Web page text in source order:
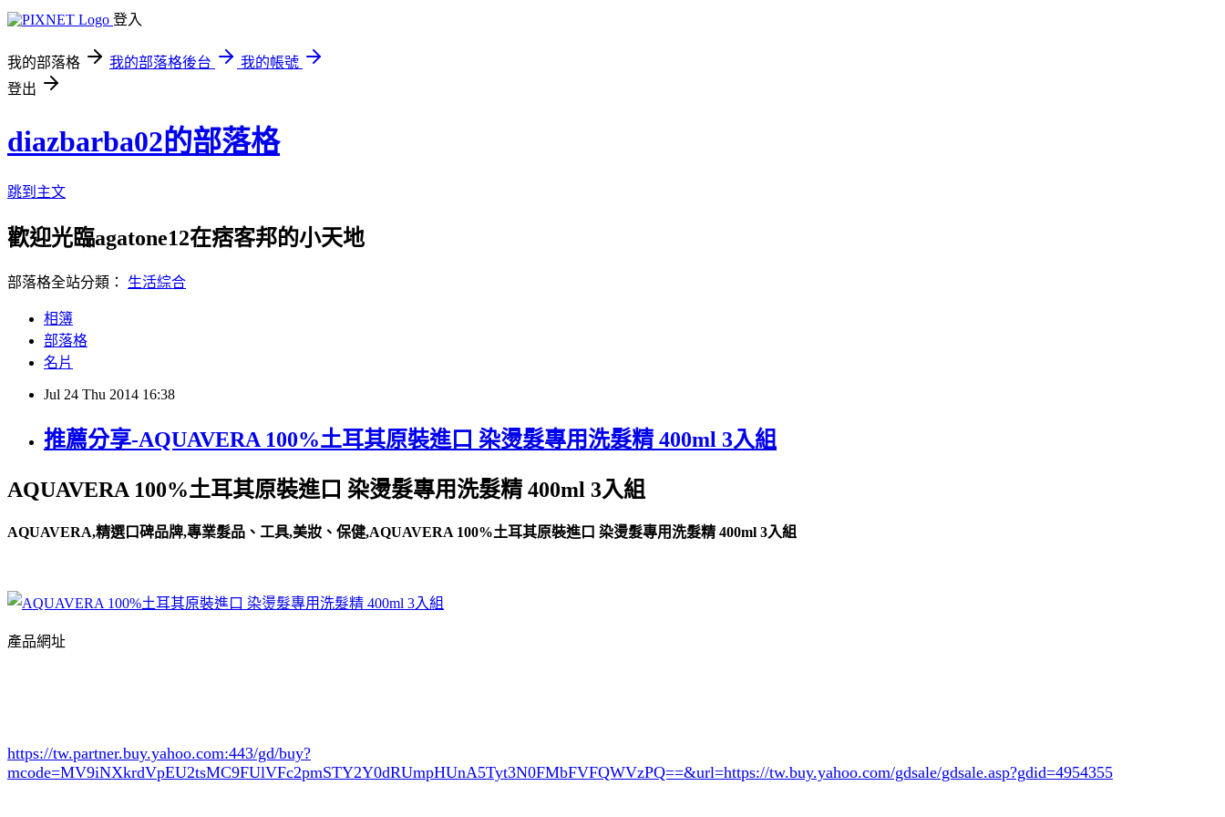
登入
我的部落格 我的部落格後台
我的帳號
登出
diazbarba02的部落格
跳到主文
歡迎光臨agatone12在痞客邦的小天地
部落格全站分類： 生活綜合
相簿
部落格
名片
Jul 24 Thu 2014 16:38
推薦分享-AQUAVERA 100%土耳其原裝進口 染燙髮專用洗髮精 400ml 3入組
AQUAVERA 100%土耳其原裝進口 染燙髮專用洗髮精 400ml 3入組
AQUAVERA,精選口碑品牌,專業髮品、工具,美妝、保健,AQUAVERA 100%土耳其原裝進口 染燙髮專用洗髮精 400ml 3入組
產品網址
https://tw.partner.buy.yahoo.com:443/gd/buy?
mcode=MV9iNXkrdVpEU2tsMC9FUlVFc2pmSTY2Y0dRUmpHUnA5Tyt3N0FMbFVFQWVzPQ==&url=https://tw.buy.yahoo.com/gdsale/gdsale.asp?gdid=4954355